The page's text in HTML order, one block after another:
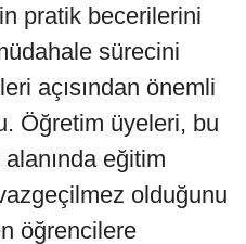
pratik becerilerini
sürecini
açısından önemli
Öğretim üyeleri, bu
eğitim
olduğunu
öğrencilere